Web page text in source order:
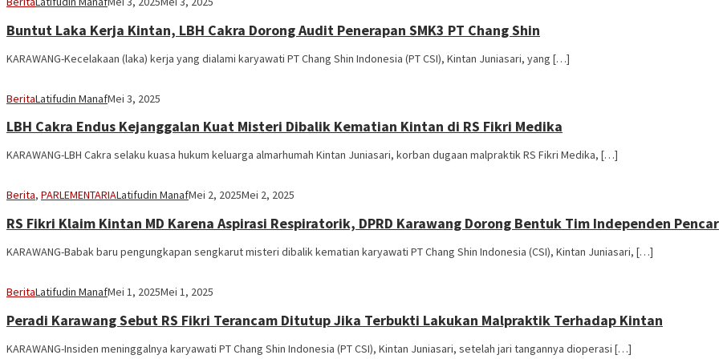
Buntut Laka Kerja Kintan, LBH Cakra Dorong Audit Penerapan SMK3 PT Chang Shin
KARAWANG-Kecelakaan (laka) kerja yang dialami karyawati PT Chang Shin Indonesia (PT CSI), Kintan Juniasari, yang […]
BeritaLatifudin ManafMei 3, 2025
LBH Cakra Endus Kejanggalan Kuat Misteri Dibalik Kematian Kintan di RS Fikri Medika
KARAWANG-LBH Cakra selaku kuasa hukum keluarga almarhumah Kintan Juniasari, korban dugaan malpraktik RS Fikri Medika, […]
Berita, PARLEMENTARIALatifudin ManafMei 2, 2025Mei 2, 2025
RS Fikri Klaim Kintan MD Karena Aspirasi Respiratorik, DPRD Karawang Dorong Bentuk Tim Independen
KARAWANG-Babak baru pengungkapan sengkarut misteri dibalik kematian karyawati PT Chang Shin Indonesia (CSI), Kintan Juniasari, […]
BeritaLatifudin ManafMei 1, 2025Mei 1, 2025
Peradi Karawang Sebut RS Fikri Terancam Ditutup Jika Terbukti Lakukan Malpraktik Terhadap Kintan
KARAWANG-Insiden meninggalnya karyawati PT Chang Shin Indonesia (PT CSI), Kintan Juniasari, setelah jari tangannya dioperasi […]